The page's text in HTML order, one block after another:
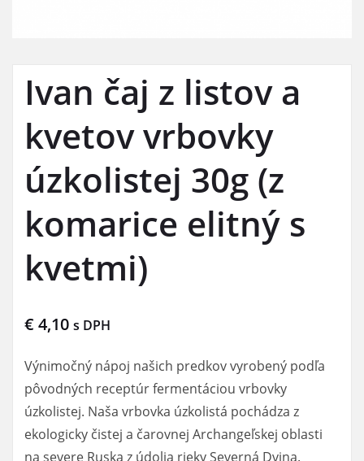
Ivan čaj z listov a
kvetov vrbovky
úzkolistej 30g (z
komarice elitný s
kvetmi)
€ 4,10 s DPH
Výnimočný nápoj našich predkov vyrobený podľa
pôvodných receptúr fermentáciou vrbovky
úzkolistej. Naša vrbovka úzkolistá pochádza z
ekologicky čistej a čarovnej Archangeľskej oblasti
na severe Ruska z údolia rieky Severná Dvina.